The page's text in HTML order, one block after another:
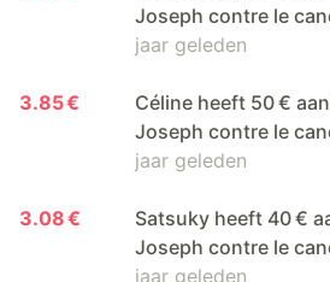
Joseph contre le
jaar geleden
3.85 €
Céline heeft 50 €
Joseph contre le
jaar geleden
3.08 €
Satsuky heeft 40 €
Joseph contre le
jaar geleden